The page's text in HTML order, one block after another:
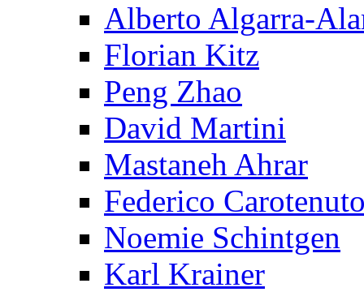
Alberto Algarra-
Florian Kitz
Peng Zhao
David Martini
Mastaneh Ahrar
Federico
Noemie Schintgen
Karl Krainer